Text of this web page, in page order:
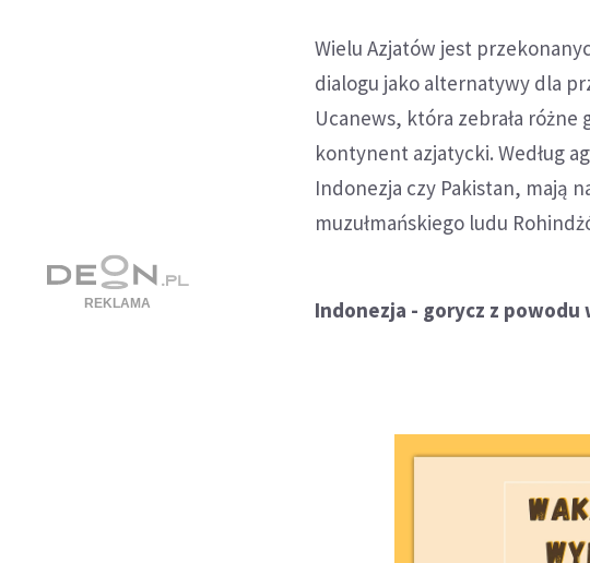
Wielu Azjatów jest
dialogu jako alternatywy dla
Ucanews, która zebrała różne
kontynent azjatycki. Według
Indonezja czy Pakistan, mają
muzułmańskiego ludu
Indonezja - gorycz z